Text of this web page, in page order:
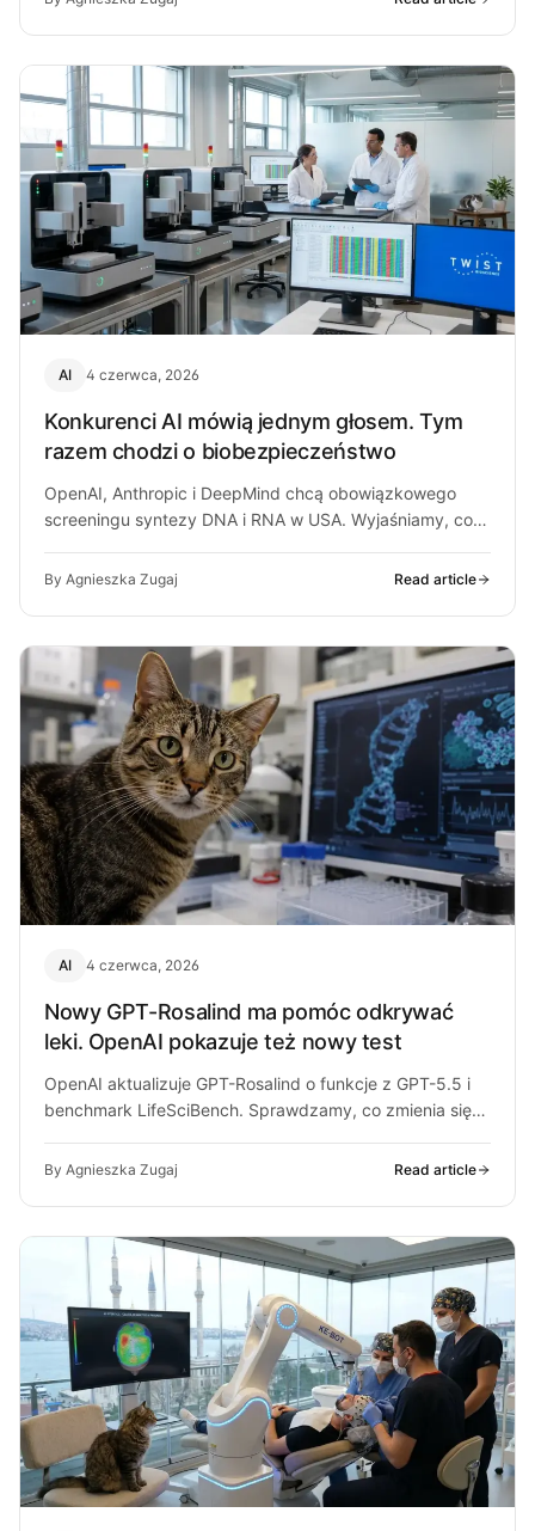
AI 4 czerwca, 2026
Konkurenci AI mówią jednym głosem. Tym
razem chodzi o biobezpieczeństwo
OpenAI, Anthropic i DeepMind chcą obowiązkowego
screeningu syntezy DNA i RNA w USA. Wyjaśniamy, co
By Agnieszka Zugaj Read article
AI 4 czerwca, 2026
Nowy GPT-Rosalind ma pomóc odkrywać
leki. OpenAI pokazuje też nowy test
OpenAI aktualizuje GPT-Rosalind o funkcje z GPT-5.5 i
benchmark LifeSciBench. Sprawdzamy, co zmienia się
By Agnieszka Zugaj Read article